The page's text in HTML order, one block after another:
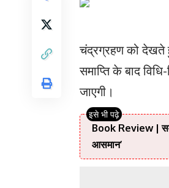
चंद्रग्रहण को देखते
समाप्ति के बाद
जाएगी।
Book Review |
आसमान’